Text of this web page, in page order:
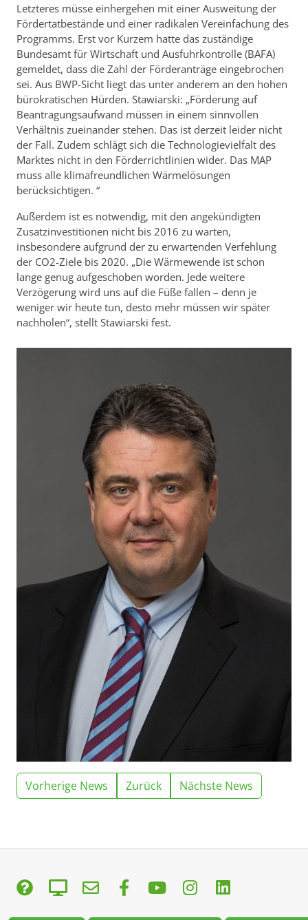
Letzteres müsse einhergehen mit einer Ausweitung der
Fördertatbestände und einer radikalen Vereinfachung des
Programms. Erst vor Kurzem hatte das zuständige
Bundesamt für Wirtschaft und Ausfuhrkontrolle (BAFA)
gemeldet, dass die Zahl der Förderanträge eingebrochen
sei. Aus BWP-Sicht liegt das unter anderem an den hohen
bürokratischen Hürden. Stawiarski: „Förderung auf
Beantragungsaufwand müssen in einem sinnvollen
Verhältnis zueinander stehen. Das ist derzeit leider nicht
der Fall. Zudem schlägt sich die Technologievielfalt des
Marktes nicht in den Förderrichtlinien wider. Das MAP
muss alle klimafreundlichen Wärmelösungen
berücksichtigen. “
Außerdem ist es notwendig, mit den angekündigten
Zusatzinvestitionen nicht bis 2016 zu warten,
insbesondere aufgrund der zu erwartenden Verfehlung
der CO2-Ziele bis 2020. „Die Wärmewende ist schon
lange genug aufgeschoben worden. Jede weitere
Verzögerung wird uns auf die Füße fallen – denn je
weniger wir heute tun, desto mehr müssen wir später
nachholen“, stellt Stawiarski fest.
Vorherige News Zurück Nächste News